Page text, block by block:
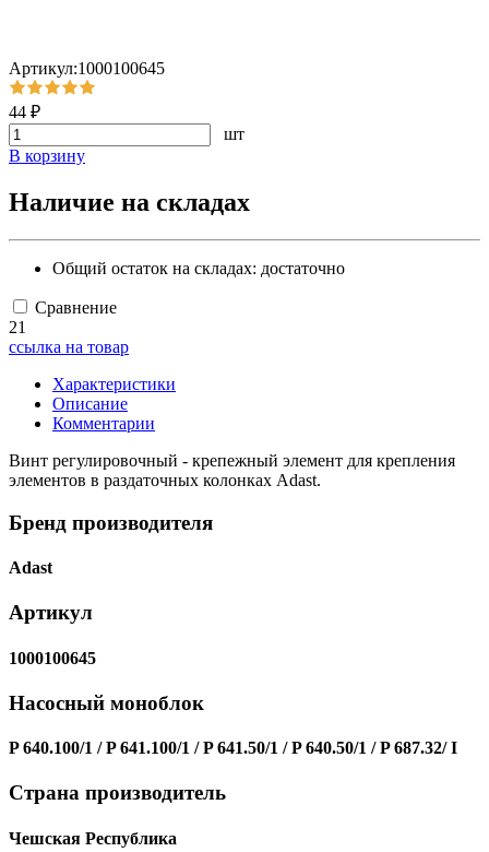
Артикул:1000100645
44 ₽
шт
В корзину
Наличие на складах
Общий остаток на складах: достаточно
Сравнение
21
ссылка на товар
Характеристики
Описание
Комментарии
Винт регулировочный - крепежный элемент для крепления
элементов в раздаточных колонках Adast.
Бренд производителя
Adast
Артикул
1000100645
Насосный моноблок
P 640.100/1 / P 641.100/1 / P 641.50/1 / P 640.50/1 / P 687.32/ I
Страна производитель
Чешская Республика